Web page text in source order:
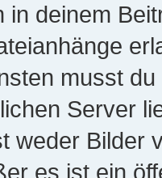
in deinem
musst
Server
weder Bilder
es ist ein